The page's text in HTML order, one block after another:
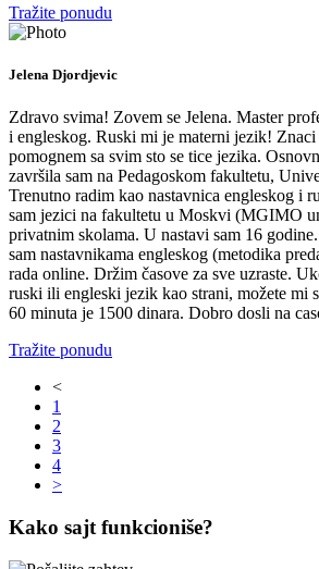
Tražite ponudu
Jelena Djordjevic
Zdravo svima! Zovem se Jelena. Master
i engleskog. Ruski mi je materni jezik!
pomognem sa svim sto se tice jezika.
završila sam na Pedagoskom fakultetu,
Trenutno radim kao nastavnica engleskog i
sam jezici na fakultetu u Moskvi (MGIMO
privatnim skolama. U nastavi sam 16
sam nastavnikama engleskog (metodika
rada online. Držim časove za sve uzraste.
ruski ili engleski jezik kao strani, možete mi
60 minuta je 1500 dinara. Dobro dosli na
Tražite ponudu
<
1
2
3
4
>
Kako sajt funkcioniše?